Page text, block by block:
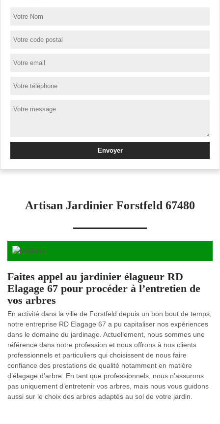
Artisan Jardinier Forstfeld 67480
Faites appel au jardinier élagueur RD
Elagage 67 pour procéder à l’entretien de
vos arbres
En activité dans la ville de Forstfeld depuis un bon bout de temps,
notre entreprise RD Elagage 67 a pu capitaliser nos expériences
dans le domaine du jardinage. Actuellement, nous sommes une
référence dans notre profession et nous offrons à nos clients
professionnels et particuliers qui choisissent de nous faire
confiance des prestations de qualité notamment en matière
d’élagage d’arbre. En tant que professionnels, nous n’assurons
pas uniquement d’entretenir vos arbres, mais nous vous guidons
aussi sur le choix des arbres adaptés au sol de votre jardin.